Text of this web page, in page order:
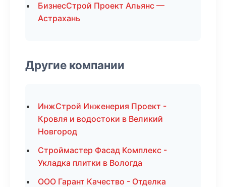
БизнесСтрой Проект Альянс —
Астрахань
Другие компании
ИнжСтрой Инженерия Проект -
Кровля и водостоки в Великий
Новгород
Строймастер Фасад Комплекс -
Укладка плитки в Вологда
ООО Гарант Качество - Отделка